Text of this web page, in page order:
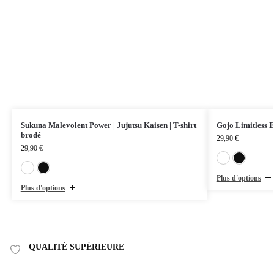
Sukuna Malevolent Power | Jujutsu Kaisen | T-shirt
brodé
29,90 €
Plus d'options
Gojo Limitless
29,90 €
Plus d'options
QUALITÉ SUPÉRIEURE